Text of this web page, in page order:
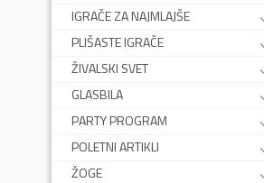
IGRAČE ZA NAJMLAJŠE
PLIŠASTE IGRAČE
ŽIVALSKI SVET
GLASBILA
PARTY PROGRAM
POLETNI ARTIKLI
ŽOGE